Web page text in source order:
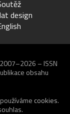
design
– ISSN
obsahu
cookies.